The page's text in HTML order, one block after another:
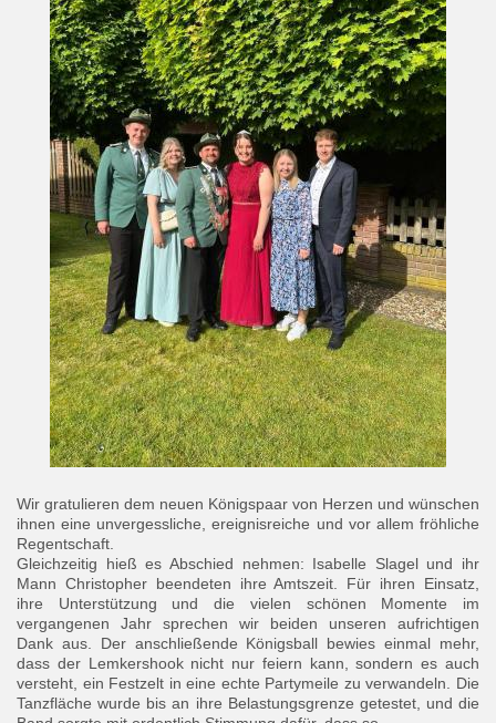
Wir gratulieren dem neuen Königspaar von Herzen und wünschen
ihnen eine unvergessliche, ereignisreiche und vor allem fröhliche
Regentschaft.
Gleichzeitig hieß es Abschied nehmen: Isabelle Slagel und ihr
Mann Christopher beendeten ihre Amtszeit. Für ihren Einsatz,
ihre Unterstützung und die vielen schönen Momente im
vergangenen Jahr sprechen wir beiden unseren aufrichtigen
Dank aus. Der anschließende Königsball bewies einmal mehr,
dass der Lemkershook nicht nur feiern kann, sondern es auch
versteht, ein Festzelt in eine echte Partymeile zu verwandeln. Die
Tanzfläche wurde bis an ihre Belastungsgrenze getestet, und die